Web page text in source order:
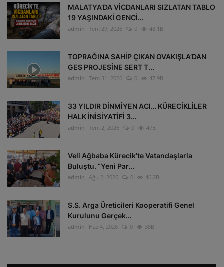
MALATYA’DA VİCDANLARI SIZLATAN TABLO
19 YAŞINDAKİ GENCİ...
admin Tem 29, 2026 0 48.1B
TOPRAĞINA SAHİP ÇIKAN OVAKIŞLA’DAN
GES PROJESİNE SERT T...
admin Tem 31, 2026 0 47.9B
33 YILDIR DİNMİYEN ACI… KÜRECİKLİLER
HALK İNİSİYATİFİ 3...
admin Tem 2, 2026 0 47B
Veli Ağbaba Kürecik’te Vatandaşlarla
Buluştu. “Yeni Par...
admin Ağu 2, 2026 0 46.2B
S.S. Arga Üreticileri Kooperatifi Genel
Kurulunu Gerçek...
admin Haz 4, 2026 0 38B